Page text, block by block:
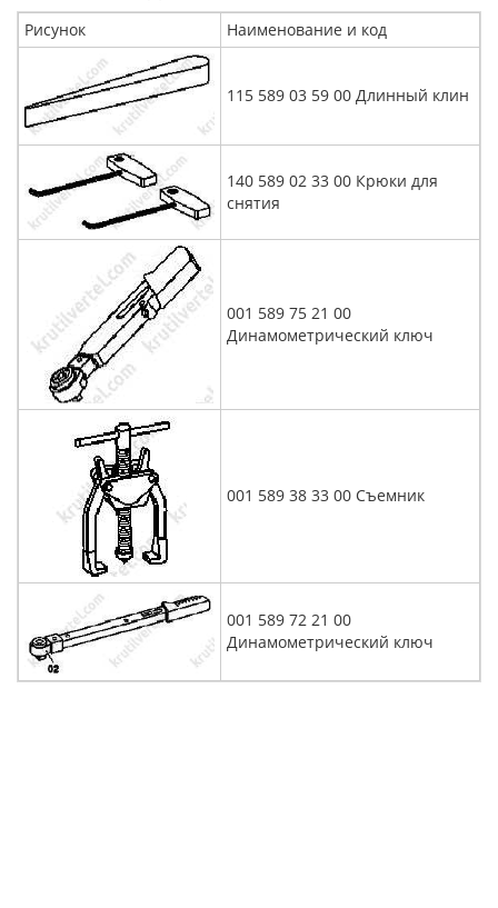
Рисунок Наименование и код
115 589 03 59 00 Длинный клин
140 589 02 33 00 Крюки для
снятия
001 589 75 21 00
Динамометрический ключ
001 589 38 33 00 Съемник
001 589 72 21 00
Динамометрический ключ